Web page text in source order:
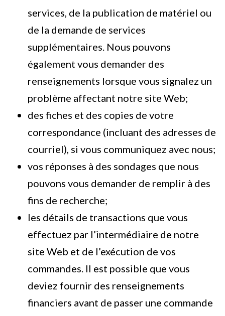
services, de la publication de matériel ou
de la demande de services
supplémentaires. Nous pouvons
également vous demander des
renseignements lorsque vous signalez un
problème affectant notre site Web;
des fiches et des copies de votre
correspondance (incluant des adresses de
courriel), si vous communiquez avec nous;
vos réponses à des sondages que nous
pouvons vous demander de remplir à des
fins de recherche;
les détails de transactions que vous
effectuez par l’intermédiaire de notre
site Web et de l’exécution de vos
commandes. Il est possible que vous
deviez fournir des renseignements
financiers avant de passer une commande